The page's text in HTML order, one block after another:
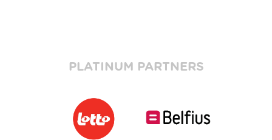
PLATINUM PARTNERS